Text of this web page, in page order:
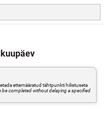
ettemääratud tähtpunkti hilistuseta
be completed without delaying a specified